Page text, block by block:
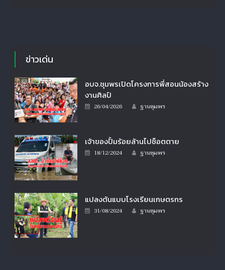
ข่าวเด่น
อบจ.ชุมพรเปิดโครงการพี่สอนน้องสร้าง
งานศิลป์
Posted
26/04/2026 Author
ฐานชุมพร
เจ้าของปั้มร้อยล้านไปช็อตตาย
Posted
18/12/2024 Author
ฐานชุมพร
แปลงต้นแบบโรงเรียนเกษตรกร
Posted
31/08/2024 Author
ฐานชุมพร